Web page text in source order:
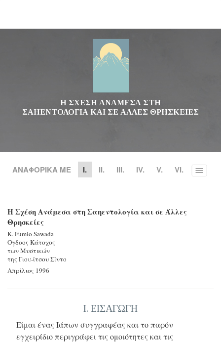
Η ΣΧΕΣΗ ΑΝΑΜΕΣΑ ΣΤΗ
ΣΑΗΕΝΤΟΛΟΓΙΑ ΚΑΙ ΣΕ ΑΛΛΕΣ ΘΡΗΣΚΕΙΕΣ
ΑΝΑΦΟΡΙΚΑ ΜΕ Ι. II. III. IV. V. VI. Toggle
Η Σχέση Ανάμεσα στη Σαηεντολογία και σε Άλλες
Θρησκείες
Κ. Fumio Sawada
Όγδοος Κάτοχος
των Μυστικών
της Γιου-ίτσου Σίντο
Απρίλιος 1996
Ι. ΕΙΣΑΓΩΓΗ
Είμαι ένας Ιάπων συγγραφέας και το παρόν
εγχειρίδιο περιγράφει τις ομοιότητες και τις